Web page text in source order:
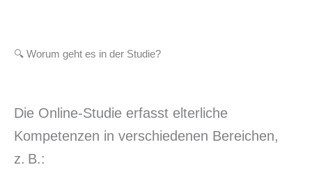
🔍 Worum geht es in der Studie?
Die Online-Studie erfasst elterliche
Kompetenzen in verschiedenen Bereichen,
z. B.: